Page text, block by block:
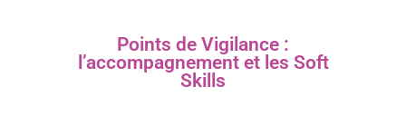
Points de Vigilance :
l’accompagnement et les Soft
Skills